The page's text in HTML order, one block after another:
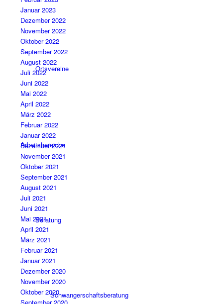
Ortsvereine
Arbeitsbereiche
Beratung
Schwangerschaftsberatung
Januar 2023
Dezember 2022
November 2022
Oktober 2022
September 2022
August 2022
Juli 2022
Juni 2022
Mai 2022
April 2022
März 2022
Februar 2022
Januar 2022
Dezember 2021
November 2021
Oktober 2021
September 2021
August 2021
Juli 2021
Juni 2021
Mai 2021
April 2021
März 2021
Februar 2021
Januar 2021
Dezember 2020
November 2020
Oktober 2020